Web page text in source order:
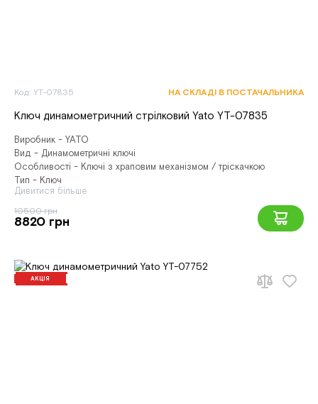
Код: YT-07835 НА СКЛАДІ В ПОСТАЧАЛЬНИКА
Ключ динамометричний стрілковий Yato YT-07835
Виробник - YATO
Вид - Динамометричні ключі
Особливості - Ключі з храповим механізмом / тріскачкою
Тип - Ключ
Дивитися більше
10500 грн
8820 грн
АКЦІЯ